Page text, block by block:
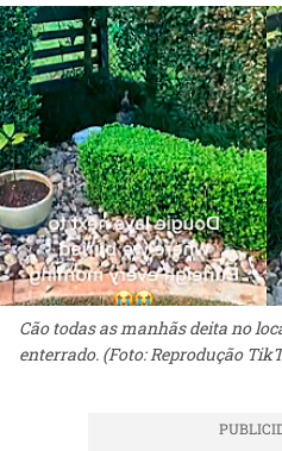
Cão todas as manhãs deita no
enterrado. (Foto: Reprodução